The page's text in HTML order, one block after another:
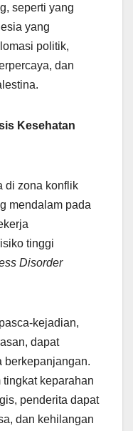
seperti yang
yang
politik,
dan
Kesehatan
di zona konflik
mendalam pada
tinggi
Disorder
kejadian,
dapat
berkepanjangan.
keparahan
penderita dapat
dan kehilangan